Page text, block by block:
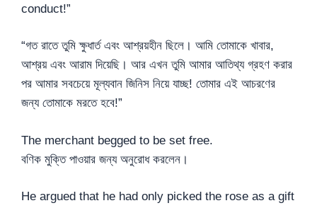
conduct!”
“গত রাতে তুমি ক্ষুধার্ত এবং আশ্রয়হীন ছিলে। আমি তোমাকে খাবার,
আশ্রয় এবং আরাম দিয়েছি। আর এখন তুমি আমার আতিথ্য গ্রহণ করার
পর আমার সবচেয়ে মূল্যবান জিনিস নিয়ে যাচ্ছ! তোমার এই আচরণের
জন্য তোমাকে মরতে হবে!”
The merchant begged to be set free.
বণিক মুক্তি পাওয়ার জন্য অনুরোধ করলেন।
He argued that he had only picked the rose as a gift